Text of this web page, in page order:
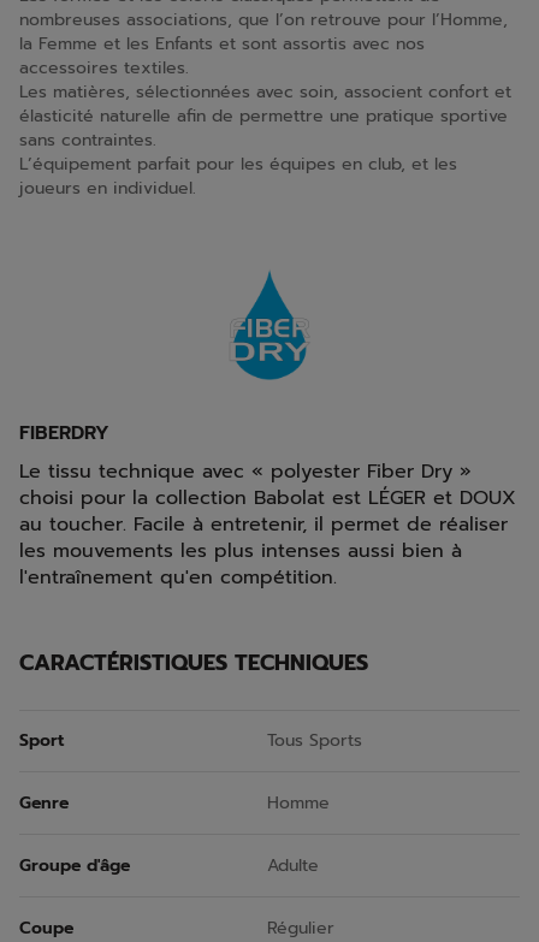
nombreuses associations, que l’on retrouve pour l’Homme,
la Femme et les Enfants et sont assortis avec nos
accessoires textiles.
Les matières, sélectionnées avec soin, associent confort et
élasticité naturelle afin de permettre une pratique sportive
sans contraintes.
L’équipement parfait pour les équipes en club, et les
joueurs en individuel.
FIBERDRY
Le tissu technique avec « polyester Fiber Dry »
choisi pour la collection Babolat est LÉGER et DOUX
au toucher. Facile à entretenir, il permet de réaliser
les mouvements les plus intenses aussi bien à
l'entraînement qu'en compétition.
CARACTÉRISTIQUES TECHNIQUES
Sport Tous Sports
Genre Homme
Groupe d'âge Adulte
Coupe Régulier